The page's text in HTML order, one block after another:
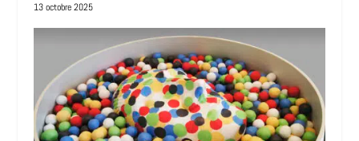
13 octobre 2025